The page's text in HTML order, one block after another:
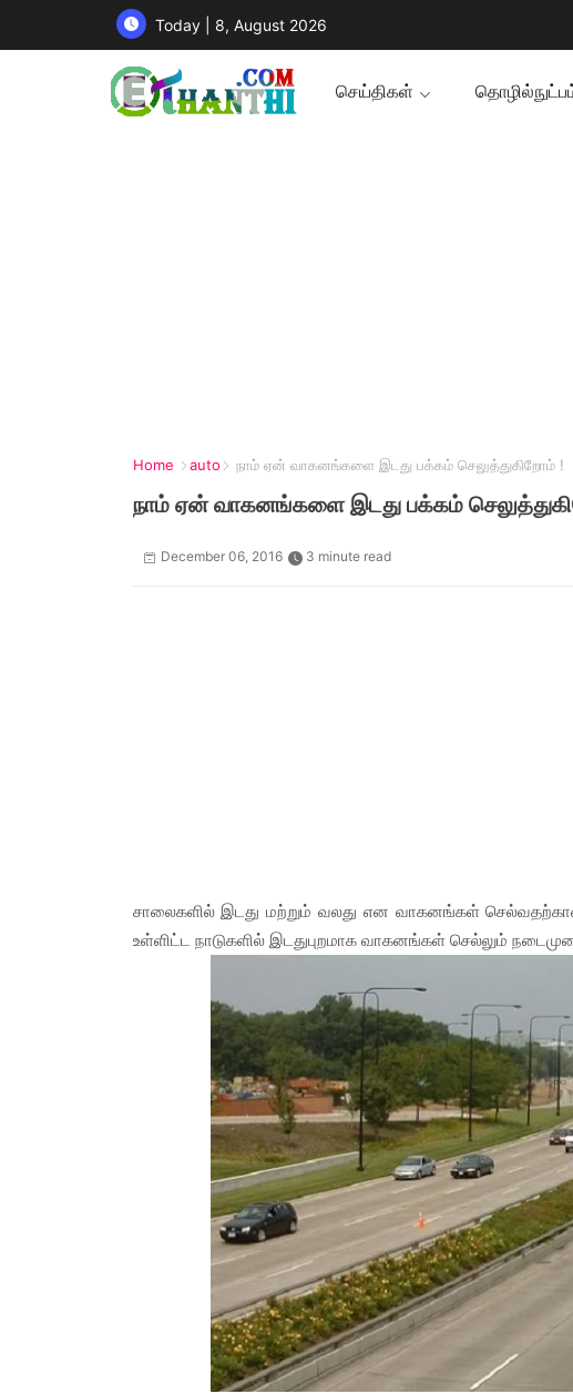
Today | 8, August 2026
செய்திகள்
Home auto நாம் ஏன் வாகனங்களை இடது பக்கம் செலுத்துகிறோம் !
நாம் ஏன் வாகனங்களை இடது பக்கம்
December 06, 2016 3 minute read
சாலைகளில் இடது மற்றும் வலது என வாகனங்கள் செல்வதற்கான
உள்ளிட்ட நாடுகளில் இடதுபுறமாக வாகனங்கள் செல்லும்